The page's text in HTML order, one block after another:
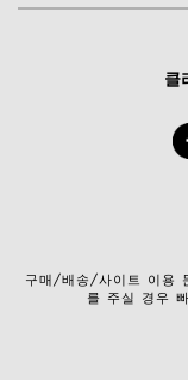
클
구매/배송/사이트 이용
를 주실 경우